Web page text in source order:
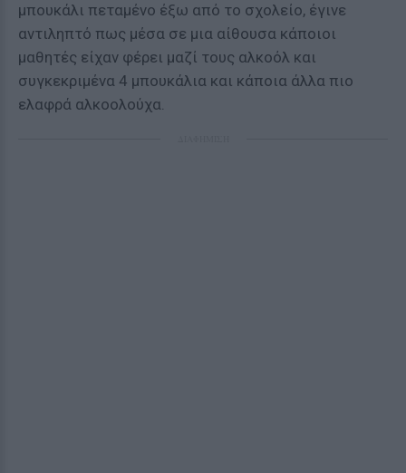
μπουκάλι πεταμένο έξω από το σχολείο, έγινε
αντιληπτό πως μέσα σε μια αίθουσα κάποιοι
μαθητές είχαν φέρει μαζί τους αλκοόλ και
συγκεκριμένα 4 μπουκάλια και κάποια άλλα πιο
ελαφρά αλκοολούχα.